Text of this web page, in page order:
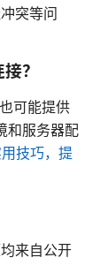
突等问
？
可能提供
和服务器配
技巧，提
来自公开